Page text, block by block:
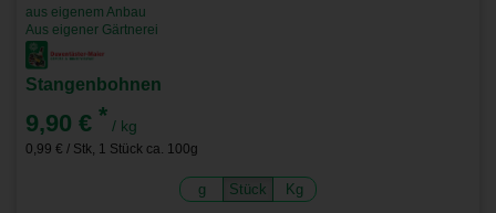
aus eigenem Anbau
Aus eigener Gärtnerei
Stangenbohnen
9,90 € * / kg
0,99 € / Stk, 1 Stück ca. 100g
g Stück Kg